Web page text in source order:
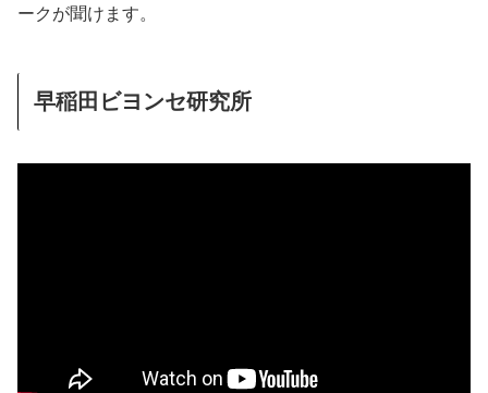
ークが聞けます。
早稲田ビヨンセ研究所